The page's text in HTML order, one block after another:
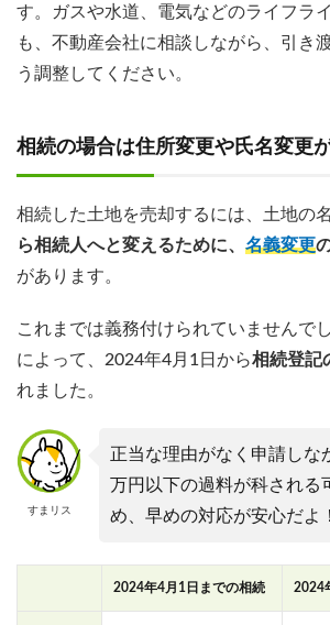
す。ガスや水道、電気などのライフラ
も、不動産会社に相談しながら、引き
う調整してください。
相続の場合は住所変更や氏名変更
相続した土地を売却するには、土地の
ら相続人へと変えるために、 名義変更
があります。
これまでは義務付けられていませんで
によって、2024年4月1日から相続登記
れました。
すまリス
正当な理由がなく申請しな
万円以下の過料が科される
め、早めの対応が安心だよ！
2024年4月1日までの相続 2024